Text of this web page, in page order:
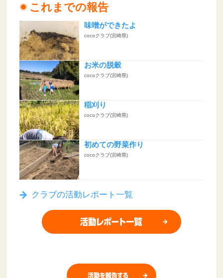
これまでの報告
味噌ができたよ
cocoクラブ(宮崎県)
お米の脱穀
cocoクラブ(宮崎県)
稲刈り
cocoクラブ(宮崎県)
初めての野菜作り
cocoクラブ(宮崎県)
クラブの活動レポート一覧